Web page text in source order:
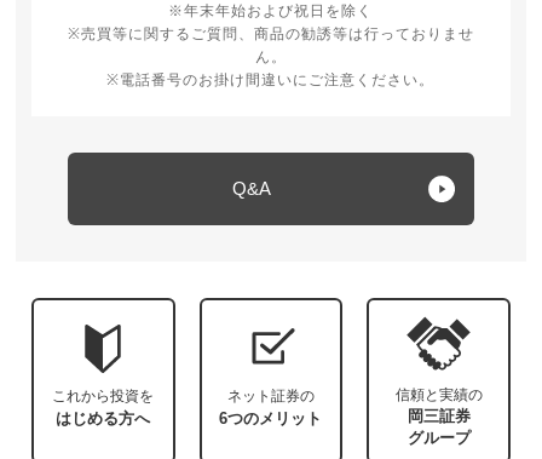
※年末年始および祝日を除く
※売買等に関するご質問、商品の勧誘等は行っておりませ
ん。
※電話番号のお掛け間違いにご注意ください。
Q&A
これから投資を
はじめる方へ
ネット証券の
6つのメリット
信頼と実績の
岡三証券
グループ